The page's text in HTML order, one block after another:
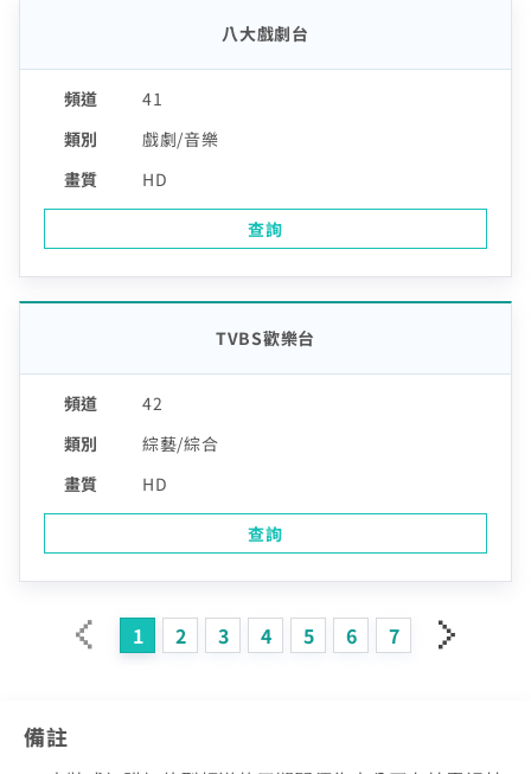
41
八大戲劇台
戲劇/音樂
HD
查詢
42
TVBS歡樂台
綜藝/綜合
HD
查詢
1 2 3 4 5 6 7
備註